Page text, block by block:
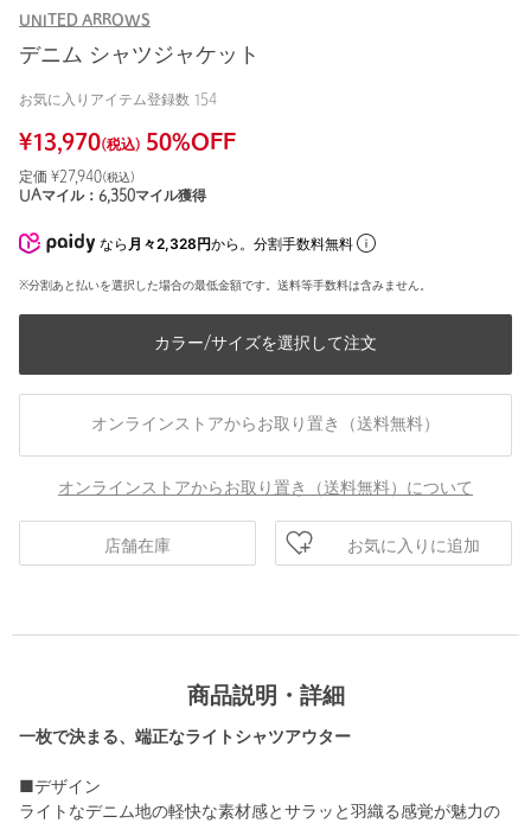
UNITED ARROWS
デニム シャツジャケット
お気に入りアイテム登録数 154
¥13,970(税込) 50%OFF
定価 ¥27,940(税込)
UAマイル： 6,350マイル獲得
なら 月々2,328円から。分割手数料無料
※分割あと払いを選択した場合の最低金額です。送料等手数料は含みません。
カラー/サイズを選択して注文
オンラインストアからお取り置き（送料無料）
オンラインストアからお取り置き（送料無料）について
店舗在庫 お気に入りに追加
商品説明・詳細
一枚で決まる、端正なライトシャツアウター
■デザイン
ライトなデニム地の軽快な素材感とサラッと羽織る感覚が魅力の